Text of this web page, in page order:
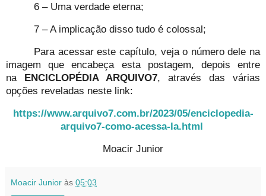
6 – Uma verdade eterna;
7 – A implicação disso tudo é colossal;
Para acessar este capítulo, veja o número dele na
imagem que encabeça esta postagem, depois entre
na ENCICLOPÉDIA ARQUIVO7, através das várias
opções reveladas neste link:
https://www.arquivo7.com.br/2023/05/enciclopedia-
arquivo7-como-acessa-la.html
Moacir Junior
Moacir Junior às 05:03